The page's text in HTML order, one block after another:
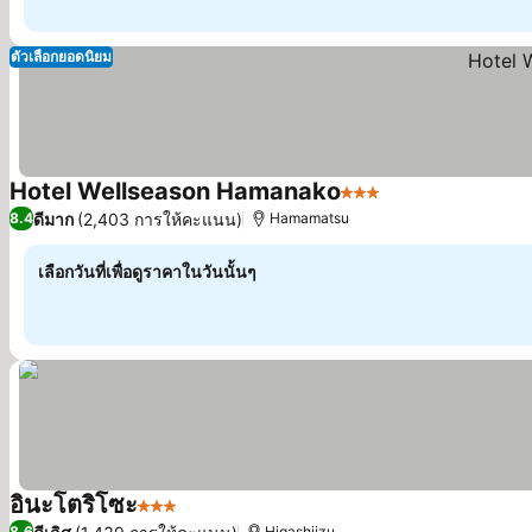
ตัวเลือกยอดนิยม
Hotel Wellseason Hamanako3 ดาว
8.4ดีมาก (2,403 การให้คะแนน) Hamamatsu
เลือกวันที่เพื่อดูราคาในวันนั้นๆ
อินะโตริโซะ3 ดาว